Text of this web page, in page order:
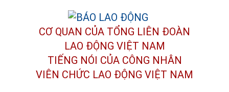
CƠ QUAN CỦA TỔNG LIÊN ĐOÀN
LAO ĐỘNG VIỆT NAM
TIẾNG NÓI CỦA CÔNG NHÂN
VIÊN CHỨC LAO ĐỘNG VIỆT NAM